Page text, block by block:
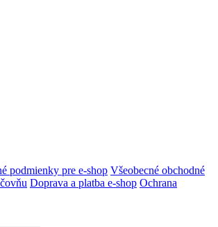
podmienky pre e-shop Všeobecné obchodné
Doprava a platba e-shop Ochrana